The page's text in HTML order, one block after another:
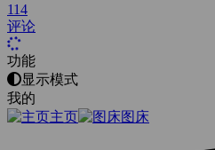
114
评论
功能
显示模式
我的
主页
图床